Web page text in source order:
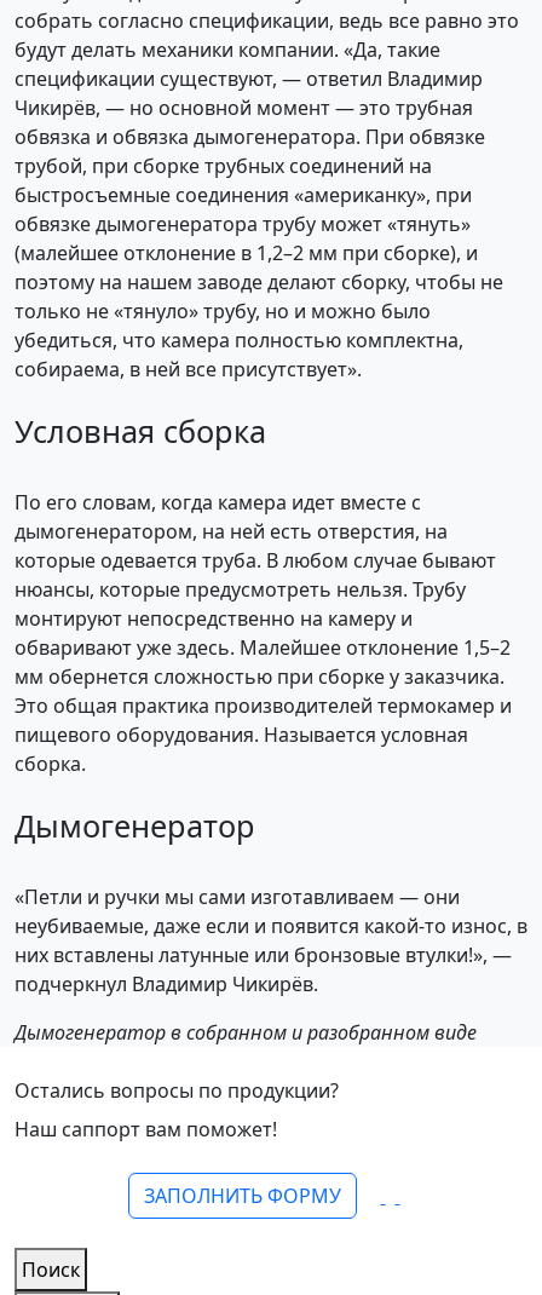
собрать согласно спецификации, ведь все равно это
будут делать механики компании. «Да, такие
спецификации существуют, — ответил Владимир
Чикирёв, — но основной момент — это трубная
обвязка и обвязка дымогенератора. При обвязке
трубой, при сборке трубных соединений на
быстросъемные соединения «американку», при
обвязке дымогенератора трубу может «тянуть»
(малейшее отклонение в 1,2–2 мм при сборке), и
поэтому на нашем заводе делают сборку, чтобы не
только не «тянуло» трубу, но и можно было
убедиться, что камера полностью комплектна,
собираема, в ней все присутствует».
Условная сборка
По его словам, когда камера идет вместе с
дымогенератором, на ней есть отверстия, на
которые одевается труба. В любом случае бывают
нюансы, которые предусмотреть нельзя. Трубу
монтируют непосредственно на камеру и
обваривают уже здесь. Малейшее отклонение 1,5–2
мм обернется сложностью при сборке у заказчика.
Это общая практика производителей термокамер и
пищевого оборудования. Называется условная
сборка.
Дымогенератор
«Петли и ручки мы сами изготавливаем — они
неубиваемые, даже если и появится какой-то износ, в
них вставлены латунные или бронзовые втулки!», —
подчеркнул Владимир Чикирёв.
Дымогенератор в собранном и разобранном виде
Остались вопросы по продукции?
Наш саппорт вам поможет!
ЗАПОЛНИТЬ ФОРМУ
Поиск